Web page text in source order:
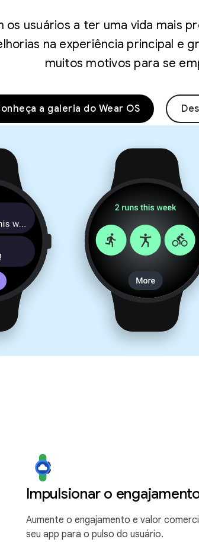
os usuários a ter uma vida mais
na experiência principal e
muitos motivos para se
a galeria do Wear OS
Impulsionar o
Aumente o engajamento e valor
seu app para o pulso do usuário.